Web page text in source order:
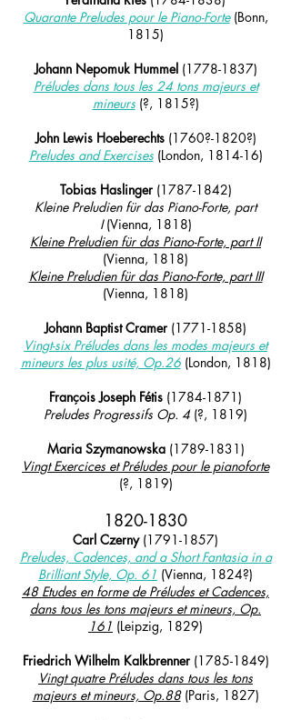
Quarante Preludes pour le Piano-Forte(Bonn,
1815)
Johann Nepomuk Hummel (1778-1837)
Préludes dans tous les 24 tons majeurs et
mineurs(?, 1815?)
John Lewis Hoeberechts(1760?-1820?)
Preludes and Exercises(London, 1814-16)
Tobias Haslinger (1787-1842)
Kleine Preludien für das Piano-Forte, part
I(Vienna, 1818)
Kleine Preludien für das Piano-Forte, part II
(Vienna, 1818)
Kleine Preludien für das Piano-Forte, part III
(Vienna, 1818)
Johann Baptist Cramer (1771-1858)
Vingt-six Préludes dans les modes majeurs et
mineurs les plus usité, Op.26(London, 1818)
François Joseph Fétis (1784-1871)
Preludes Progressifs Op. 4(?, 1819)
Maria Szymanowska (1789-1831)
Vingt Exercices et Préludes pour le pianoforte
(?, 1819)
1820-1830
Carl Czerny (1791-1857)
Preludes, Cadences, and a Short Fantasia in a
Brilliant Style, Op. 61 (Vienna, 1824?)
48 Etudes en forme de Préludes et Cadences,
dans tous les tons majeurs et mineurs, Op.
161 (Leipzig, 1829)
Friedrich Wilhelm Kalkbrenner (1785-1849)
Vingt quatre Préludes dans tous les tons
majeurs et mineurs, Op.88(Paris, 1827)